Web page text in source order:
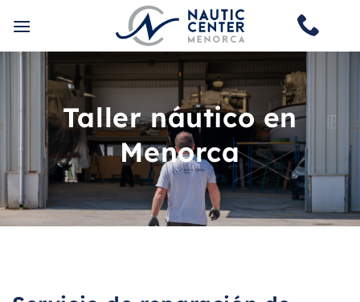
contenido
Taller náutico en
Menorca